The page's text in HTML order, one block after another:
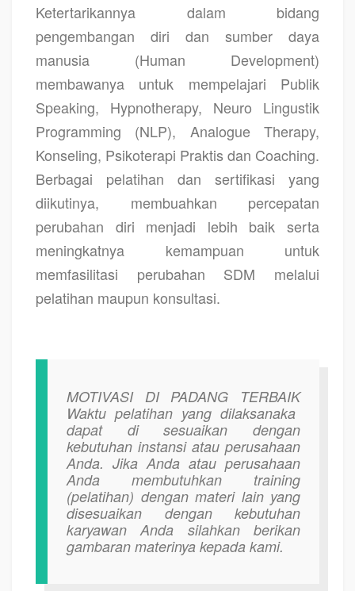
Ketertarikannya dalam bidang
pengembangan diri dan sumber daya
manusia (Human Development)
membawanya untuk mempelajari Publik
Speaking, Hypnotherapy, Neuro Lingustik
Programming (NLP), Analogue Therapy,
Konseling, Psikoterapi Praktis dan Coaching.
Berbagai pelatihan dan sertifikasi yang
diikutinya, membuahkan percepatan
perubahan diri menjadi lebih baik serta
meningkatnya kemampuan untuk
memfasilitasi perubahan SDM melalui
pelatihan maupun konsultasi.
MOTIVASI DI PADANG TERBAIK
Waktu pelatihan yang dilaksanaka
dapat di sesuaikan dengan
kebutuhan instansi atau perusahaan
Anda. Jika Anda atau perusahaan
Anda membutuhkan training
(pelatihan) dengan materi lain yang
disesuaikan dengan kebutuhan
karyawan Anda silahkan berikan
gambaran materinya kepada kami.